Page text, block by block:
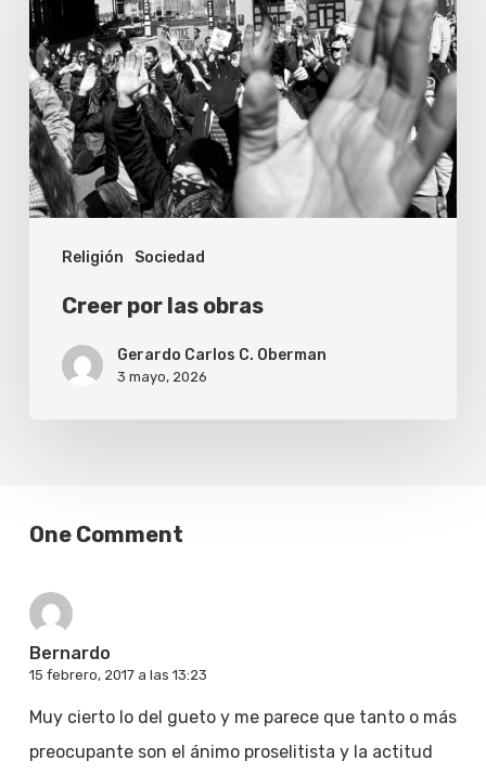
Religión Sociedad
las
obras
Creer por las obras
Gerardo Carlos C. Oberman
3 mayo, 2026
One Comment
Bernardo
15 febrero, 2017 a las 13:23
Muy cierto lo del gueto y me parece que tanto o más
preocupante son el ánimo proselitista y la actitud